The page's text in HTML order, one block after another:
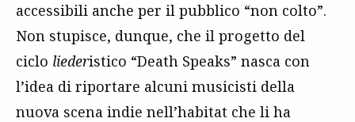
accessibili anche per il pubblico “non colto”.
Non stupisce, dunque, che il progetto del
ciclo liederistico “Death Speaks” nasca con
l’idea di riportare alcuni musicisti della
nuova scena indie nell’habitat che li ha